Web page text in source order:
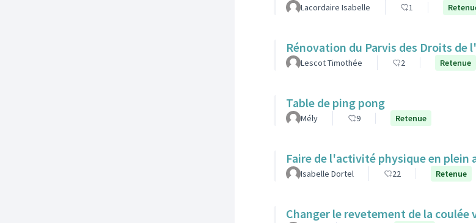
Lacordaire Isabelle 1
Rénovation du Parvis des Droits de
Lescot Timothée 2 Retenue
Table de ping pong
Mély 9 Retenue
Faire de l'activité physique en plein
Isabelle Dortel 22 Retenue
Changer le revetement de la